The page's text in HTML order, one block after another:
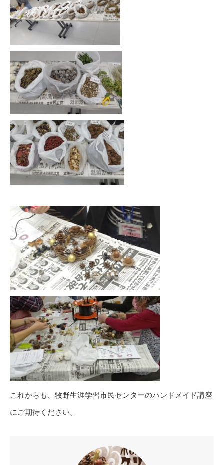
これからも、牧野生涯学習市民センターのハンドメイド講座
にご期待ください。